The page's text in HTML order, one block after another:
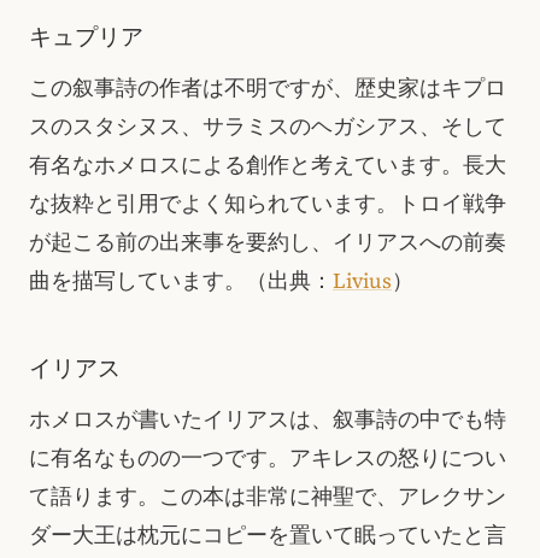
キュプリア
この叙事詩の作者は不明ですが、歴史家はキプロ
スのスタシヌス、サラミスのヘガシアス、そして
有名なホメロスによる創作と考えています。長大
な抜粋と引用でよく知られています。トロイ戦争
が起こる前の出来事を要約し、イリアスへの前奏
曲を描写しています。
（出典： Livius）
イリアス
ホメロスが書いたイリアスは、叙事詩の中でも特
に有名なものの一つです。アキレスの怒りについ
て語ります。この本は非常に神聖で、アレクサン
ダー大王は枕元にコピーを置いて眠っていたと言